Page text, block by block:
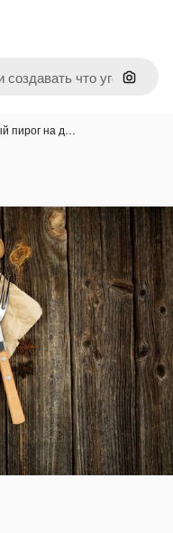
Поиск
пирог на д…